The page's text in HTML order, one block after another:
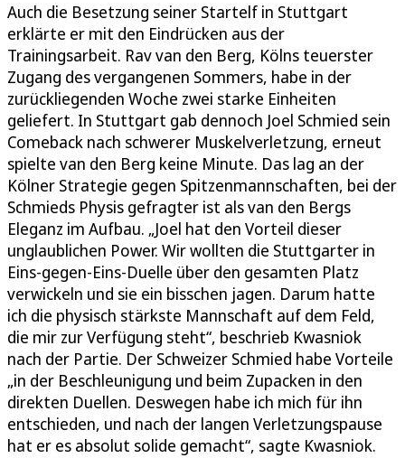
Auch die Besetzung seiner Startelf in Stuttgart
erklärte er mit den Eindrücken aus der
Trainingsarbeit. Rav van den Berg, Kölns teuerster
Zugang des vergangenen Sommers, habe in der
zurückliegenden Woche zwei starke Einheiten
geliefert. In Stuttgart gab dennoch Joel Schmied sein
Comeback nach schwerer Muskelverletzung, erneut
spielte van den Berg keine Minute. Das lag an der
Kölner Strategie gegen Spitzenmannschaften, bei der
Schmieds Physis gefragter ist als van den Bergs
Eleganz im Aufbau. „Joel hat den Vorteil dieser
unglaublichen Power. Wir wollten die Stuttgarter in
Eins-gegen-Eins-Duelle über den gesamten Platz
verwickeln und sie ein bisschen jagen. Darum hatte
ich die physisch stärkste Mannschaft auf dem Feld,
die mir zur Verfügung steht“, beschrieb Kwasniok
nach der Partie. Der Schweizer Schmied habe Vorteile
„in der Beschleunigung und beim Zupacken in den
direkten Duellen. Deswegen habe ich mich für ihn
entschieden, und nach der langen Verletzungspause
hat er es absolut solide gemacht“, sagte Kwasniok.